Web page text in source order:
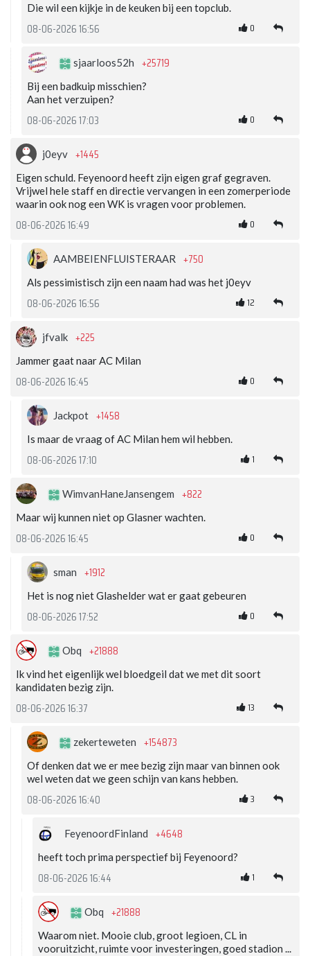
Die wil een kijkje in de keuken bij een topclub.
08-06-2026 16:56 0
sjaarloos52h +25719
Bij een badkuip misschien?
Aan het verzuipen?
08-06-2026 17:03 0
j0eyv +1445
Eigen schuld. Feyenoord heeft zijn eigen graf gegraven.
Vrijwel hele staff en directie vervangen in een zomerperiode
waarin ook nog een WK is vragen voor problemen.
08-06-2026 16:49 0
AAMBEIENFLUISTERAAR +750
Als pessimistisch zijn een naam had was het j0eyv
08-06-2026 16:56 12
jfvalk +225
Jammer gaat naar AC Milan
08-06-2026 16:45 0
Jackpot +1458
Is maar de vraag of AC Milan hem wil hebben.
08-06-2026 17:10 1
WimvanHaneJansengem +822
Maar wij kunnen niet op Glasner wachten.
08-06-2026 16:45 0
sman +1912
Het is nog niet Glashelder wat er gaat gebeuren
08-06-2026 17:52 0
Obq +21888
Ik vind het eigenlijk wel bloedgeil dat we met dit soort
kandidaten bezig zijn.
08-06-2026 16:37 13
zekerteweten +154873
Of denken dat we er mee bezig zijn maar van binnen ook
wel weten dat we geen schijn van kans hebben.
08-06-2026 16:40 3
FeyenoordFinland +4648
heeft toch prima perspectief bij Feyenoord?
08-06-2026 16:44 1
Obq +21888
Waarom niet. Mooie club, groot legioen, CL in
vooruitzicht, ruimte voor investeringen, goed stadion ...